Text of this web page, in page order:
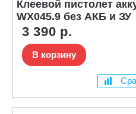
Клеевой пистолет
WX045.9 без АКБ и ЗУ
3 390 р.
В корзину